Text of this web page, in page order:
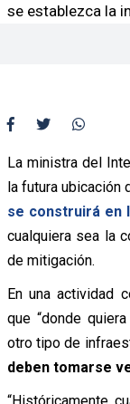
se establezca la
La ministra del
la futura ubicación
se construirá en
cualquiera sea la
de mitigación.
En una actividad
que “donde
otro tipo de
deben tomarse
“Históricamente,